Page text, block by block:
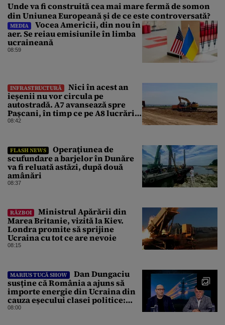
Unde va fi construită cea mai mare fermă de somon
din Uniunea Europeană și de ce este controversată?
MEDIA
Vocea Americii, din nou în
aer. Se reiau emisiunile în limba
ucraineană
08:59
INFRASTRUCTURĂ
Nici în acest an
ieșenii nu vor circula pe
autostradă. A7 avansează spre
Pașcani, în timp ce pe A8 lucrările
întârzie
08:42
FLASH NEWS
Operaţiunea de
scufundare a barjelor în Dunăre
va fi reluată astăzi, după două
amânări
08:37
RĂZBOI
Ministrul Apărării din
Marea Britanie, vizită la Kiev.
Londra promite să sprijine
Ucraina cu tot ce are nevoie
08:15
MARIUS TUCĂ SHOW
Dan Dungaciu
susține că România a ajuns să
importe energie din Ucraina din
cauza eșecului clasei politice:
Este bilanțul politic al ultimilor
08:00